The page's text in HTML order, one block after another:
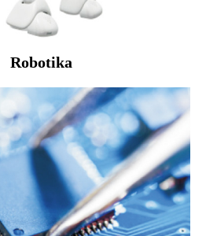
Robotika